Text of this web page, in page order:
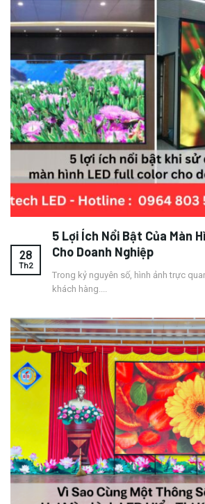
5 Lợi Ích Nổi Bật Của Màn
Cho Doanh Nghiệp
Trong kỷ nguyên số, hình ảnh trực
khách hàng....
28
Th2